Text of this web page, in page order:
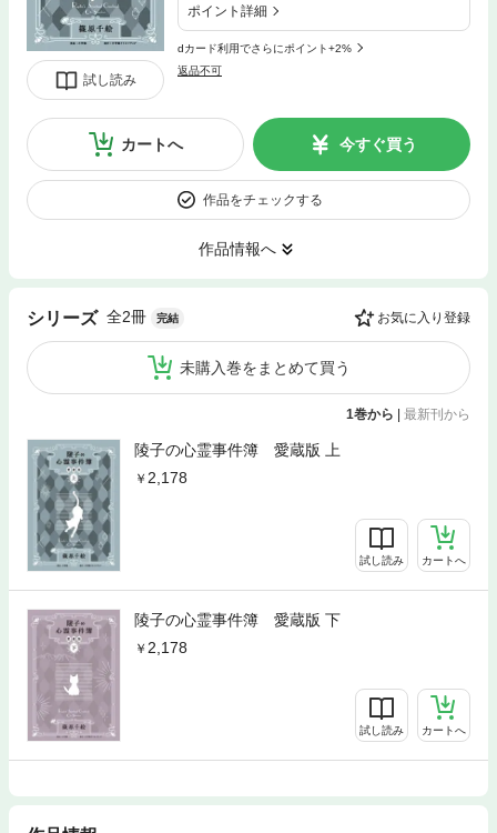
試し読み
ポイント詳細
dカード利用でさらにポイント+2%
返品不可
カートへ 今すぐ買う
作品をチェックする
作品情報へ
シリーズ 全2冊 完結 お気に入り登録
未購入巻をまとめて買う
1巻から | 最新刊から
陵子の心霊事件簿 愛蔵版 上
2,178
試し読み カートへ
陵子の心霊事件簿 愛蔵版 下
2,178
試し読み カートへ